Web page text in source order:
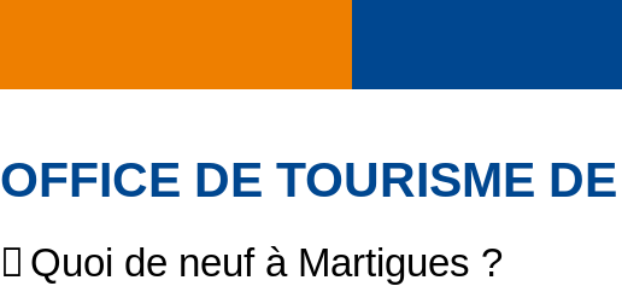
OFFICE DE TOURISME
Quoi de neuf à Martigues ?